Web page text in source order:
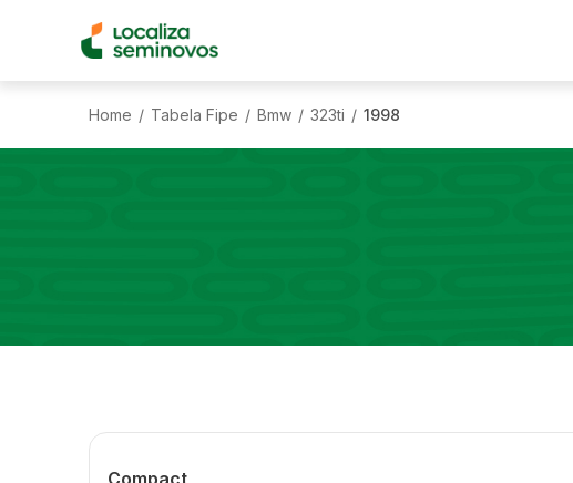
Home / Tabela Fipe / Bmw / 323ti / 1998
Compact